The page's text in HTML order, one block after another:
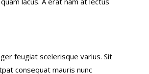
feugiat scelerisque varius. Sit
consequat mauris nunc